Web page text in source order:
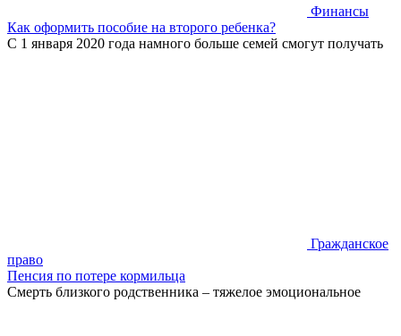
Финансы
Как оформить пособие на второго ребенка?
С 1 января 2020 года намного больше семей смогут получать
Гражданское
право
Пенсия по потере кормильца
Смерть близкого родственника – тяжелое эмоциональное